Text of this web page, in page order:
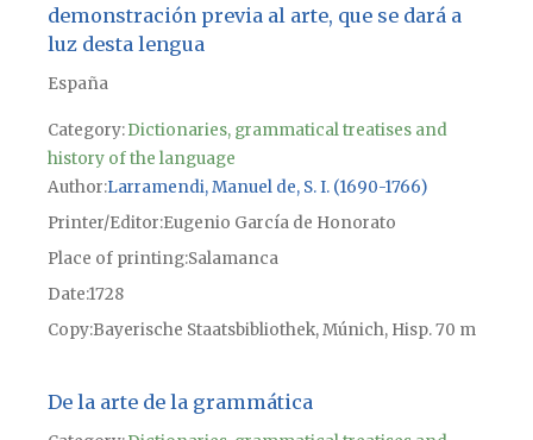
demonstración previa al arte, que se dará a
luz desta lengua
España
Category:Dictionaries, grammatical treatises and
history of the language
Author Larramendi, Manuel de, S. I. (1690-1766)
Printer/Editor Eugenio García de Honorato
Place of printingSalamanca
Date1728
CopyBayerische Staatsbibliothek, Múnich, Hisp. 70 m
De la arte de la grammática